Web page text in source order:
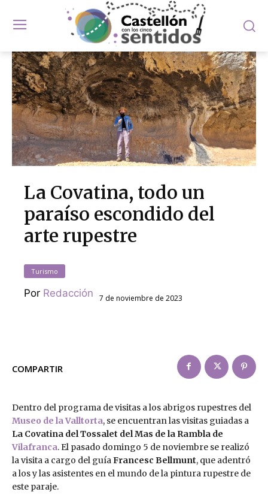
La Covatina, todo un
paraíso escondido del
arte rupestre
Turismo
Por Redacción 7 de noviembre de 2023
COMPARTIR
Dentro del programa de visitas a los abrigos rupestres del
Museo de la Valltorta, se encuentran las visitas guiadas a
La Covatina del Tossalet del Mas de la Rambla de
Vilafranca. El pasado domingo 5 de noviembre se realizó
la visita a cargo del guíaFrancesc Bellmunt, que adentró
a los y las asistentes en el mundo de la pintura rupestre de
este paraje.